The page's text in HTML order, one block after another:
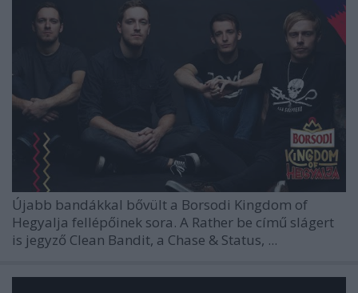
Újabb bandákkal bővült a Borsodi Kingdom of
Hegyalja fellépőinek sora. A Rather be című slágert
is jegyző Clean Bandit, a Chase & Status, ...